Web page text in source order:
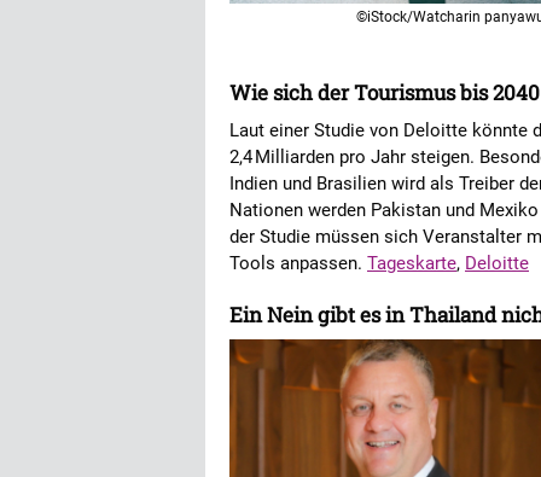
©iStock/Watcharin
Wie sich der Tourismus bis
Laut einer Studie von Deloitte könnte
2,4 Milliarden pro Jahr steigen.
Indien und Brasilien wird als Treiber
Nationen werden Pakistan und
der Studie müssen sich Veranstalter
Tools anpassen. Tageskarte, Deloitte
Ein Nein gibt es in Thailand